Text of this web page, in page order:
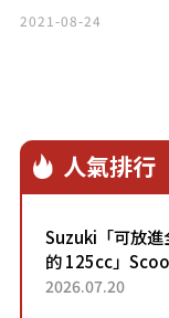
2021-08-24
人氣排行
Suzuki「可放進
的 125cc」
目！採用全新流
2026.07.20